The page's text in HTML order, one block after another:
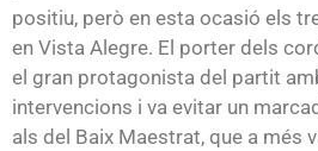
positiu, però en esta ocasió els
en Vista Alegre. El porter dels
el gran protagonista del partit
intervencions i va evitar un
als del Baix Maestrat, que a més